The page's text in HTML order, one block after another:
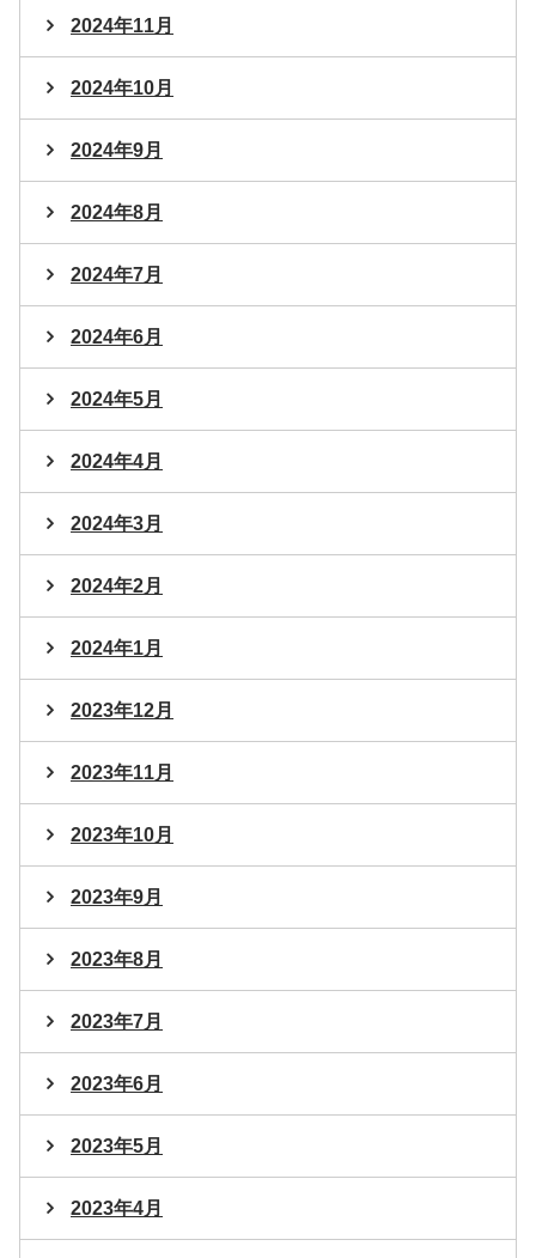
2024年11月
2024年10月
2024年9月
2024年8月
2024年7月
2024年6月
2024年5月
2024年4月
2024年3月
2024年2月
2024年1月
2023年12月
2023年11月
2023年10月
2023年9月
2023年8月
2023年7月
2023年6月
2023年5月
2023年4月